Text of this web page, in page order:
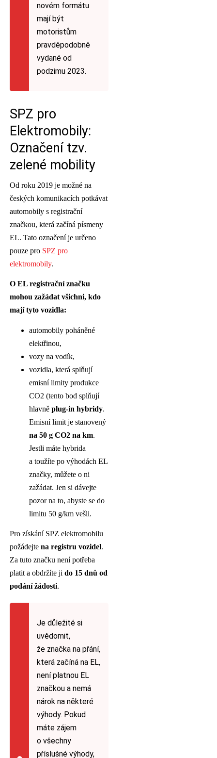
novém formátu
mají být
motoristům
pravděpodobně
vydané od
podzimu 2023.
SPZ pro
Elektromobily:
Označení tzv.
zelené mobility
Od roku 2019 je možné na
českých komunikacích potkávat
automobily s registrační
značkou, která začíná písmeny
EL. Tato označení je určeno
pouze pro SPZ pro
elektromobily.
O EL registrační značku
mohou zažádat všichni, kdo
mají tyto vozidla:
automobily poháněné
elektřinou,
vozy na vodík,
vozidla, která splňují
emisní limity produkce
CO2 (tento bod splňují
hlavně plug-in hybridy.
Emisní limit je stanovený
na 50 g CO2 na km.
Jestli máte hybrida
a toužíte po výhodách EL
značky, můžete o ni
zažádat. Jen si dávejte
pozor na to, abyste se do
limitu 50 g/km vešli.
Pro získání SPZ elektromobilu
požádejte na registru vozidel.
Za tuto značku není potřeba
platit a obdržíte ji do 15 dnů od
podání žádosti.
Je důležité si
uvědomit,
že značka na přání,
která začíná na EL,
není platnou EL
značkou a nemá
nárok na některé
výhody. Pokud
máte zájem
o všechny
příslušné výhody,